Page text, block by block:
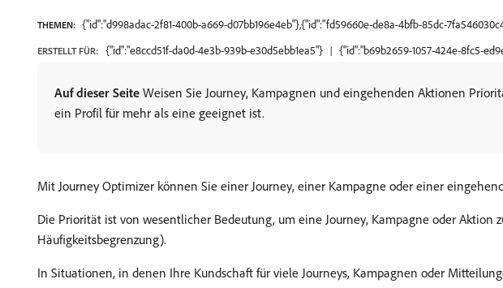
THEMEN: {"id":"d998adac-2f81-400b-a669-d07bb196e4eb"},{"id":"fd59660e-de8a-4bfb-85dc-
ERSTELLT FÜR: {"id":"e8ccd51f-da0d-4e3b-939b-e30d5ebb1ea5"} {"id":"b69b2659-1057-424e-8fc5-
Auf dieser Seite Weisen Sie Journey, Kampagnen und eingehenden Aktionen
ein Profil für mehr als eine geeignet ist.
Mit Journey Optimizer können Sie einer Journey, einer Kampagne oder einer
Die Priorität ist von wesentlicher Bedeutung, um eine Journey, Kampagne oder
Häufigkeitsbegrenzung).
In Situationen, in denen Ihre Kundschaft für viele Journeys, Kampagnen oder